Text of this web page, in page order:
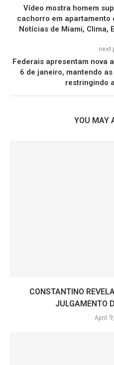
Vídeo mostra homem
cachorro em apartamento
Notícias de Miami, Clima,
next
Federais apresentam nova
6 de janeiro, mantendo
restringindo
YOU MAY
CONSTANTINO
JULGAMENTO
April